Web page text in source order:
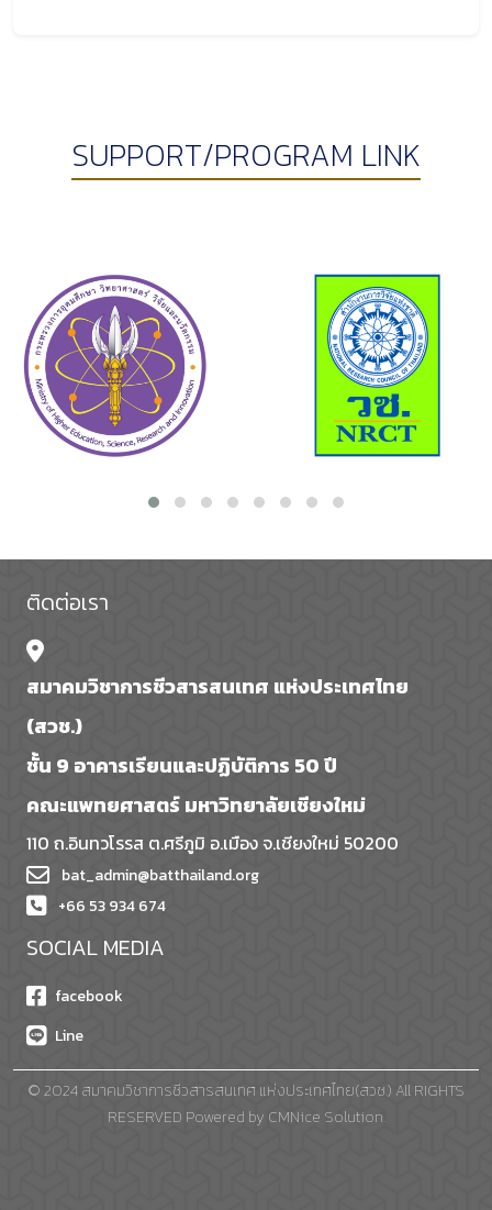
SUPPORT/PROGRAM LINK
ติดต่อเรา
สมาคมวิชาการชีวสารสนเทศ แห่งประเทศไทย
(สวช.)
ชั้น 9 อาคารเรียนและปฏิบัติการ 50 ปี
คณะแพทยศาสตร์ มหาวิทยาลัยเชียงใหม่
110 ถ.อินทวโรรส ต.ศรีภูมิ อ.เมือง จ.เชียงใหม่ 50200
bat_admin@batthailand.org
+66 53 934 674
SOCIAL MEDIA
facebook
Line
© 2024 สมาคมวิชาการชีวสารสนเทศ แห่งประเทศไทย(สวช.) All RIGHTS
RESERVED Powered by CMNice Solution.